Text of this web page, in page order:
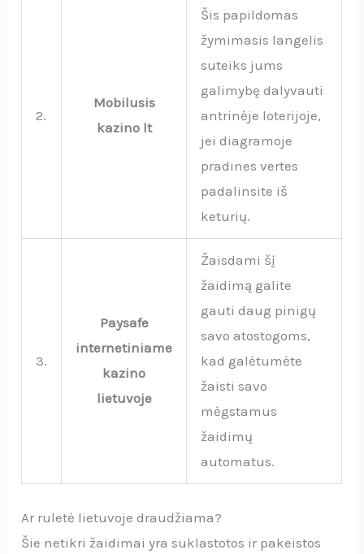
2.
Mobilusis
kazino lt
Šis papildomas
žymimasis langelis
suteiks jums
galimybę dalyvauti
antrinėje loterijoje,
jei diagramoje
pradines vertes
padalinsite iš
keturių.
3.
Paysafe
internetiniame
kazino
lietuvoje
Žaisdami šį
žaidimą galite
gauti daug pinigų
savo atostogoms,
kad galėtumėte
žaisti savo
mėgstamus
žaidimų
automatus.
Ar ruletė lietuvoje draudžiama?
Šie netikri žaidimai yra suklastotos ir pakeistos